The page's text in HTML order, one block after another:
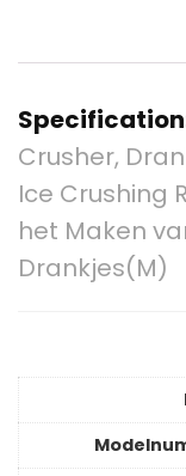
Crusher,
Ice Crushing
het Maken
Drankjes(M)